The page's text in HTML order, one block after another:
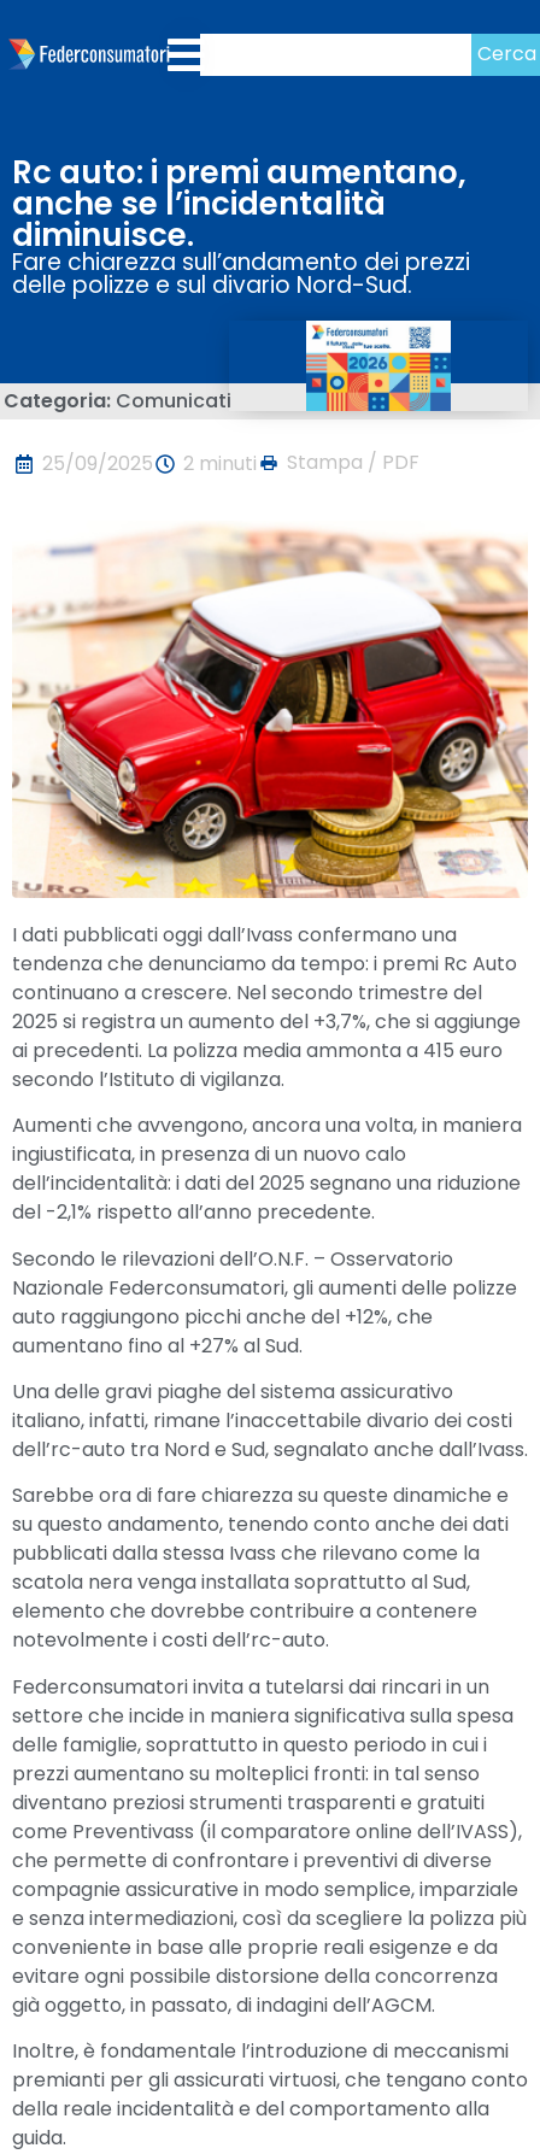
Cerca
Rc auto: i premi aumentano,
anche se l’incidentalità
diminuisce.
Fare chiarezza sull’andamento dei prezzi
delle polizze e sul divario Nord-Sud.
Categoria: Comunicati
25/09/2025 2 minuti Stampa / PDF
I dati pubblicati oggi dall’Ivass confermano una
tendenza che denunciamo da tempo: i premi Rc Auto
continuano a crescere. Nel secondo trimestre del
2025 si registra un aumento del +3,7%, che si aggiunge
ai precedenti. La polizza media ammonta a 415 euro
secondo l’Istituto di vigilanza.
Aumenti che avvengono, ancora una volta, in maniera
ingiustificata, in presenza di un nuovo calo
dell’incidentalità: i dati del 2025 segnano una riduzione
del -2,1% rispetto all’anno precedente.
Secondo le rilevazioni dell’O.N.F. – Osservatorio
Nazionale Federconsumatori, gli aumenti delle polizze
auto raggiungono picchi anche del +12%, che
aumentano fino al +27% al Sud.
Una delle gravi piaghe del sistema assicurativo
italiano, infatti, rimane l’inaccettabile divario dei costi
dell’rc-auto tra Nord e Sud, segnalato anche dall’Ivass.
Sarebbe ora di fare chiarezza su queste dinamiche e
su questo andamento, tenendo conto anche dei dati
pubblicati dalla stessa Ivass che rilevano come la
scatola nera venga installata soprattutto al Sud,
elemento che dovrebbe contribuire a contenere
notevolmente i costi dell’rc-auto.
Federconsumatori invita a tutelarsi dai rincari in un
settore che incide in maniera significativa sulla spesa
delle famiglie, soprattutto in questo periodo in cui i
prezzi aumentano su molteplici fronti: in tal senso
diventano preziosi strumenti trasparenti e gratuiti
come Preventivass (il comparatore online dell’IVASS),
che permette di confrontare i preventivi di diverse
compagnie assicurative in modo semplice, imparziale
e senza intermediazioni, così da scegliere la polizza più
conveniente in base alle proprie reali esigenze e da
evitare ogni possibile distorsione della concorrenza
già oggetto, in passato, di indagini dell’AGCM.
Inoltre, è fondamentale l’introduzione di meccanismi
premianti per gli assicurati virtuosi, che tengano conto
della reale incidentalità e del comportamento alla
guida.